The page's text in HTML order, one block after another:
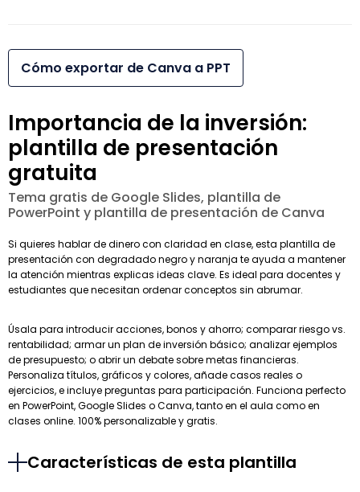
Cómo exportar de Canva a PPT
Importancia de la inversión:
plantilla de presentación
gratuita
Tema gratis de Google Slides, plantilla de
PowerPoint y plantilla de presentación de Canva
Si quieres hablar de dinero con claridad en clase, esta plantilla de
presentación con degradado negro y naranja te ayuda a mantener
la atención mientras explicas ideas clave. Es ideal para docentes y
estudiantes que necesitan ordenar conceptos sin abrumar.
Úsala para introducir acciones, bonos y ahorro; comparar riesgo vs.
rentabilidad; armar un plan de inversión básico; analizar ejemplos
de presupuesto; o abrir un debate sobre metas financieras.
Personaliza títulos, gráficos y colores, añade casos reales o
ejercicios, e incluye preguntas para participación. Funciona perfecto
en PowerPoint, Google Slides o Canva, tanto en el aula como en
clases online. 100% personalizable y gratis.
Características de esta plantilla